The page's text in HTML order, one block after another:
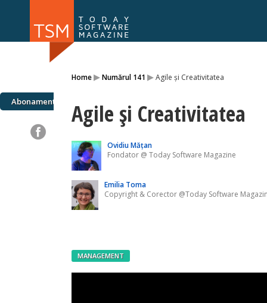
Home▸Numărul 141 ▸Agile și Creativitatea
Abonamente Agile și Creativitatea
Ovidiu Mățan
Fondator @ Today Software Magazine
Emilia Toma
Copyright & Corector @Today Software
MANAGEMENT